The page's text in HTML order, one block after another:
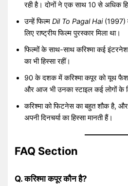
रही है। दोनों ने एक साथ 10 से अधिक
उन्हें फिल्मDil To Pagal Hai(1997)
लिए राष्ट्रीय फिल्म पुरस्कार मिला था।
फिल्मों के साथ-साथ करिश्मा कई
का भी हिस्सा रहीं।
90 के दशक में करिश्मा कपूर को यूथ
और आज भी उनका स्टाइल कई लोगों के
करिश्मा को फिटनेस का बहुत शौक है, और
अपनी दिनचर्या का हिस्सा मानती हैं।
FAQ Section
Q. करिश्मा कपूर कौन है?